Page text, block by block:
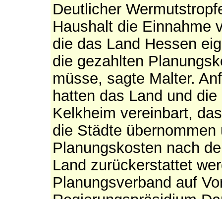
Deutlicher
Haushalt die Einnahme
die das Land Hessen
die gezahlten
müsse, sagte Malter.
hatten das Land und
Kelkheim vereinbart,
die Städte
Planungskosten nach
Land zurückerstattet
Planungsverband auf